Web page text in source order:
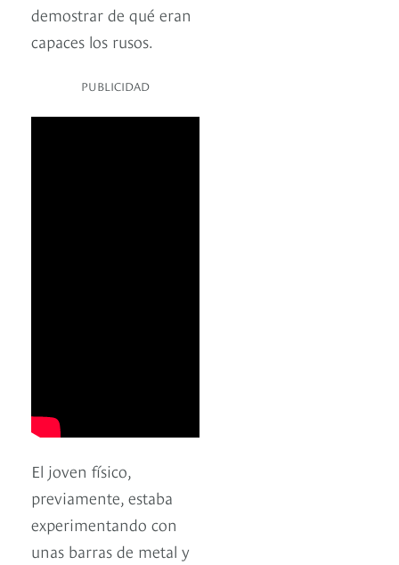
demostrar de qué eran
capaces los rusos.
PUBLICIDAD
El joven físico,
previamente, estaba
experimentando con
unas barras de metal y